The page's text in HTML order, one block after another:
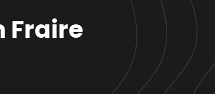
Fraire